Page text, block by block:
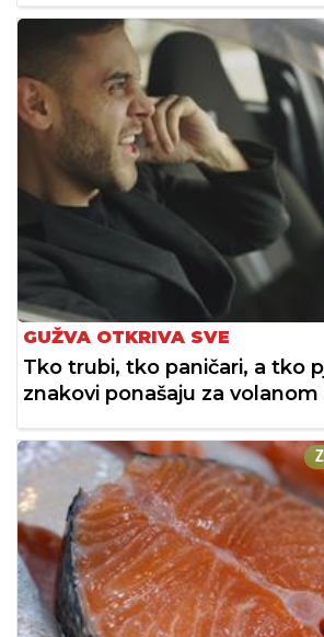
GUŽVA OTKRIVA SVE
Tko trubi, tko paničari, a tko
znakovi ponašaju za volanom